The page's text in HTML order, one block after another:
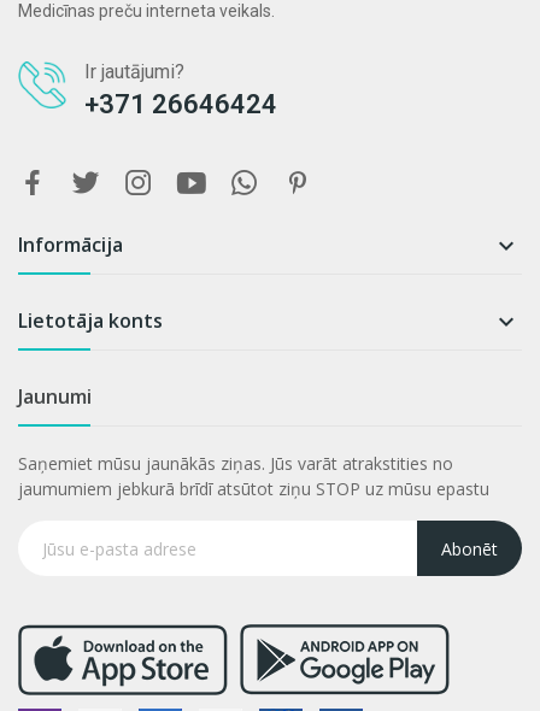
Medicīnas preču interneta veikals.
Ir jautājumi?
+371 26646424
Informācija 
Lietotāja konts 
Jaunumi
Saņemiet mūsu jaunākās ziņas. Jūs varāt atrakstities no
jaumumiem jebkurā brīdī atsūtot ziņu STOP uz mūsu epastu
Abonēt